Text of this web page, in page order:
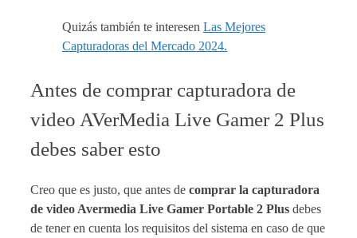
Quizás también te interesen Las Mejores
Capturadoras del Mercado 2024.
Antes de comprar capturadora de
video AVerMedia Live Gamer 2 Plus
debes saber esto
Creo que es justo, que antes de comprar la capturadora
de video Avermedia Live Gamer Portable 2 Plus debes
de tener en cuenta los requisitos del sistema en caso de que